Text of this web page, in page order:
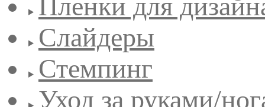
Пленки для
Слайдеры
Стемпинг
Уход за руками/